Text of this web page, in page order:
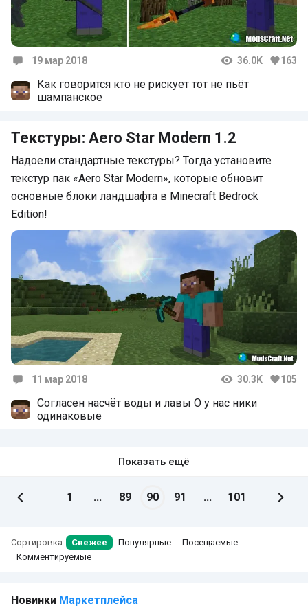
19 мар 2018 36.0K 163
Как говорится кто не рискует тот не пьёт
шампанское
Текстуры: Aero Star Modern 1.2
Надоели стандартные текстуры? Тогда установите
текстур пак «Aero Star Modern», которые обновит
основные блоки ландшафта в Minecraft Bedrock
Edition!
11 мар 2018 30.3K 105
Согласен насчёт воды и лавы О у нас ники
одинаковые
Показать ещё
1 ... 89 90 91 ... 101
Сортировка: Свежее Популярные
Посещаемые
Комментируемые
Новинки Маркетплейса